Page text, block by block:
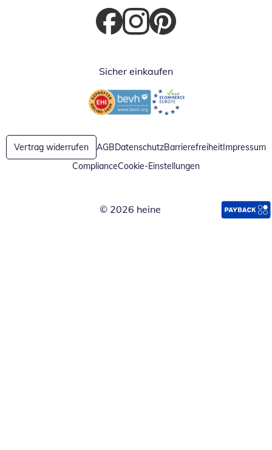
Öffnet in neuem Fenster
Öffnet in neuem Fenster
Öffnet in neuem Fenster
Sicher einkaufen
Öffnet in neuem FensterÖffnet in neuem Fenster
Vertrag widerrufen AGBDatenschutzBarrierefreiheitImpressum
ComplianceCookie-Einstellungen
© 2026 heine